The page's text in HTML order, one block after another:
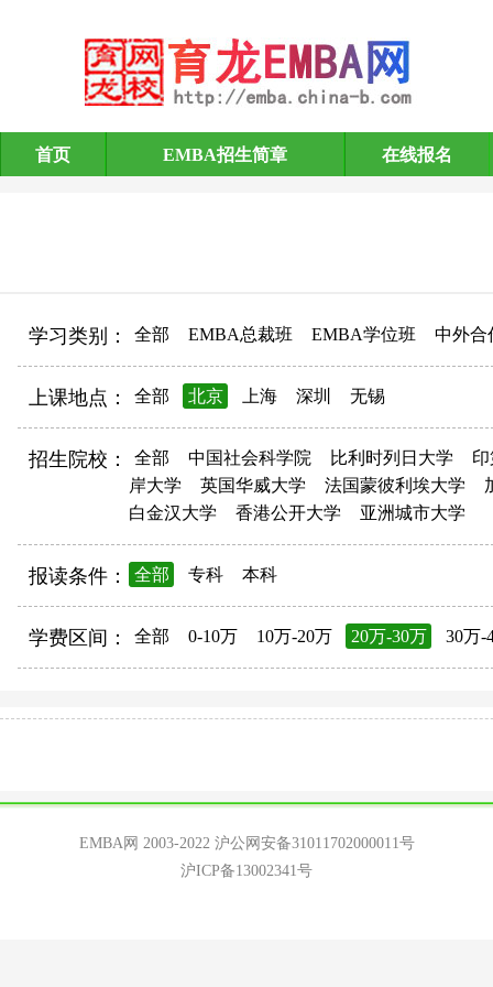
EMBA招生简章
首页 EMBA招生简章 在线报名
学习类别： 全部 EMBA总裁班 EMBA学位班 中外合
上课地点： 全部 北京 上海 深圳 无锡
招生院校： 全部 中国社会科学院 比利时列日大学
岸大学
英国华威大学 法国蒙彼利埃大学
白金汉大学
香港公开大学 亚洲城市大学
报读条件： 全部 专科 本科
学费区间： 全部 0-10万 10万-20万 20万-30万 30万-
EMBA网 2003-2022 沪公网安备31011702000011号
沪ICP备13002341号